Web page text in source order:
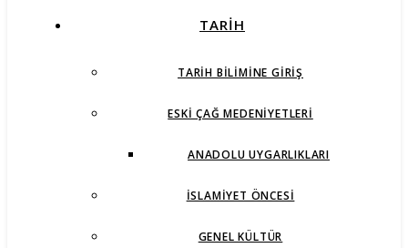
TARİH
TARIH BILIMINE GIRIŞ
ESKI ÇAĞ MEDENIYETLERI
ANADOLU UYGARLIKLARI
İSLAMIYET ÖNCESI
GENEL KÜLTÜR